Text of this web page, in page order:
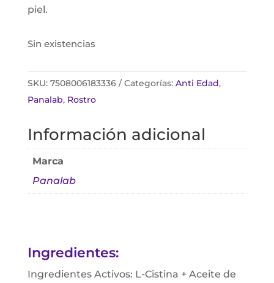
piel.
Sin existencias
SKU: 7508006183336 Categorías: Anti Edad,
Panalab, Rostro
Información adicional
Marca
Panalab
Ingredientes:
Ingredientes Activos: L-Cistina + Aceite de